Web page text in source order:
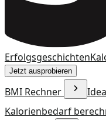
Erfolgsgeschichten
Jetzt ausprobieren
BMI Rechner
Kalorienbedarf